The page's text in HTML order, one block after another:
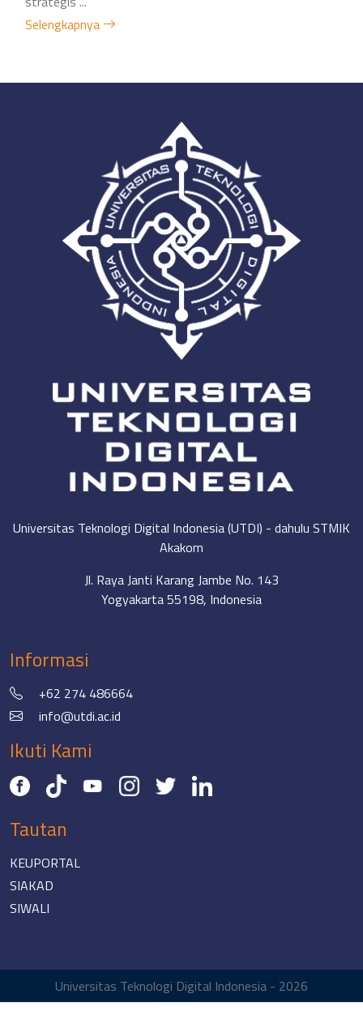
Selengkapnya
Universitas Teknologi Digital Indonesia (UTDI) - dahulu STMIK
Akakom
Jl. Raya Janti Karang Jambe No. 143
Yogyakarta 55198, Indonesia
Informasi
+62 274 486664
info@utdi.ac.id
Ikuti Kami
Tautan
KEUPORTAL
SIAKAD
SIWALI
Universitas Teknologi Digital Indonesia - 2026